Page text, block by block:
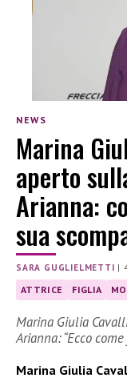
NEWS
Marina
aperto
Arianna:
sua
SARA GUGLIELMETTI |
ATTRICE FIGLIA
Marina Giulia
Arianna: “Ecco
Marina Giulia